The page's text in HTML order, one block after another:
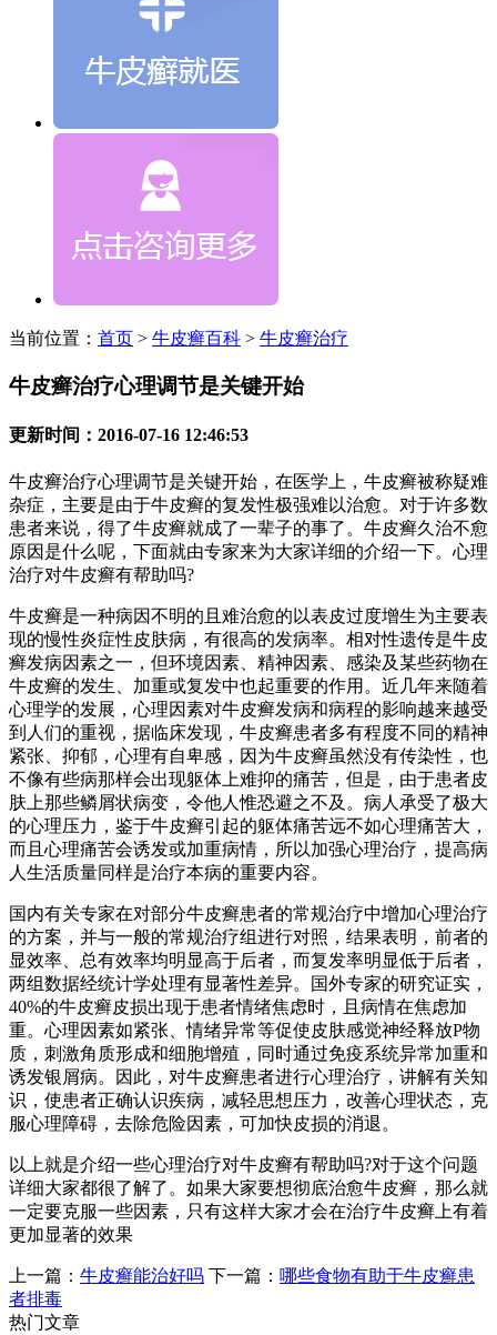
当前位置： 首页 > 牛皮癣百科 > 牛皮癣治疗
牛皮癣治疗心理调节是关键开始
更新时间：2016-07-16 12:46:53
牛皮癣治疗心理调节是关键开始，在医学上，牛皮癣被称疑难
杂症，主要是由于牛皮癣的复发性极强难以治愈。对于许多数
患者来说，得了牛皮癣就成了一辈子的事了。牛皮癣久治不愈
原因是什么呢，下面就由专家来为大家详细的介绍一下。心理
治疗对牛皮癣有帮助吗?
牛皮癣是一种病因不明的且难治愈的以表皮过度增生为主要表
现的慢性炎症性皮肤病，有很高的发病率。相对性遗传是牛皮
癣发病因素之一，但环境因素、精神因素、感染及某些药物在
牛皮癣的发生、加重或复发中也起重要的作用。近几年来随着
心理学的发展，心理因素对牛皮癣发病和病程的影响越来越受
到人们的重视，据临床发现，牛皮癣患者多有程度不同的精神
紧张、抑郁，心理有自卑感，因为牛皮癣虽然没有传染性，也
不像有些病那样会出现躯体上难抑的痛苦，但是，由于患者皮
肤上那些鳞屑状病变，令他人惟恐避之不及。病人承受了极大
的心理压力，鉴于牛皮癣引起的躯体痛苦远不如心理痛苦大，
而且心理痛苦会诱发或加重病情，所以加强心理治疗，提高病
人生活质量同样是治疗本病的重要内容。
国内有关专家在对部分牛皮癣患者的常规治疗中增加心理治疗
的方案，并与一般的常规治疗组进行对照，结果表明，前者的
显效率、总有效率均明显高于后者，而复发率明显低于后者，
两组数据经统计学处理有显著性差异。国外专家的研究证实，
40%的牛皮癣皮损出现于患者情绪焦虑时，且病情在焦虑加
重。心理因素如紧张、情绪异常等促使皮肤感觉神经释放P物
质，刺激角质形成和细胞增殖，同时通过免疫系统异常加重和
诱发银屑病。因此，对牛皮癣患者进行心理治疗，讲解有关知
识，使患者正确认识疾病，减轻思想压力，改善心理状态，克
服心理障碍，去除危险因素，可加快皮损的消退。
以上就是介绍一些心理治疗对牛皮癣有帮助吗?对于这个问题
详细大家都很了解了。如果大家要想彻底治愈牛皮癣，那么就
一定要克服一些因素，只有这样大家才会在治疗牛皮癣上有着
更加显著的效果
上一篇： 牛皮癣能治好吗 下一篇： 哪些食物有助于牛皮癣患
者排毒
热门文章